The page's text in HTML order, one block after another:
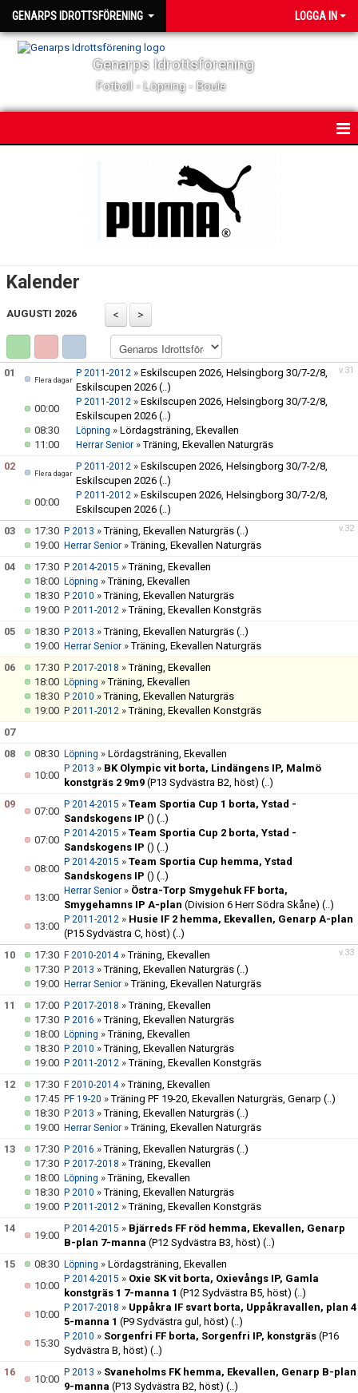
GENARPS IDROTTSFÖRENING LOGGA IN
Genarps Idrottsförening
Fotboll - Löpning - Boule
MATCHER & TÄVLINGAR
OM KLUBBEN
VÅRA LAG
BILDGALLERI
DOKUMENT
Kalender
AUGUSTI 2026
v.31
01
Flera dagar
P 2011-2012 » Eskilscupen 2026, Helsingborg 30/7-2/8,
Eskilscupen 2026 (..)
00:00
P 2011-2012 » Eskilscupen 2026, Helsingborg 30/7-2/8,
Eskilscupen 2026 (..)
08:30
Löpning » Lördagsträning, Ekevallen
11:00
Herrar Senior »Träning, Ekevallen Naturgräs
02
Flera dagar
P 2011-2012 » Eskilscupen 2026, Helsingborg 30/7-2/8,
Eskilscupen 2026 (..)
00:00
P 2011-2012 » Eskilscupen 2026, Helsingborg 30/7-2/8,
Eskilscupen 2026 (..)
v.32
03 17:30 P 2013 »Träning, Ekevallen Naturgräs (..)
19:00 Herrar Senior »Träning, Ekevallen Naturgräs
04
17:30 P 2014-2015 »Träning, Ekevallen
18:00 Löpning »Träning, Ekevallen
18:30 P 2010 »Träning, Ekevallen Naturgräs
19:00 P 2011-2012 »Träning, Ekevallen Konstgräs
05
18:30 P 2013 »Träning, Ekevallen Naturgräs (..)
19:00 Herrar Senior »Träning, Ekevallen Naturgräs
06
17:30 P 2017-2018 »Träning, Ekevallen
18:00 Löpning »Träning, Ekevallen
18:30 P 2010 »Träning, Ekevallen Naturgräs
19:00 P 2011-2012 »Träning, Ekevallen Konstgräs
07
08
08:30 Löpning » Lördagsträning, Ekevallen
10:00
P 2013 » BK Olympic vit borta, Lindängens IP, Malmö
konstgräs 2 9m9 (P13 Sydvästra B2, höst) (..)
09
07:00
P 2014-2015 » Team Sportia Cup 1 borta, Ystad -
Sandskogens IP () (..)
07:00
P 2014-2015 » Team Sportia Cup 2 borta, Ystad -
Sandskogens IP () (..)
08:00
P 2014-2015 » Team Sportia Cup hemma, Ystad
Sandskogens IP () (..)
13:00
Herrar Senior » Östra-Torp Smygehuk FF borta,
Smygehamns IP A-plan (Division 6 Herr Södra Skåne) (..)
13:00
P 2011-2012 » Husie IF 2 hemma, Ekevallen, Genarp A-plan
(P15 Sydvästra C, höst) (..)
v.33
10 17:30 F 2010-2014»Träning, Ekevallen
17:30 P 2013 »Träning, Ekevallen Naturgräs (..)
19:00 Herrar Senior »Träning, Ekevallen Naturgräs
11
17:00 P 2017-2018 »Träning, Ekevallen
17:30 P 2016 »Träning, Ekevallen Naturgräs
18:00 Löpning »Träning, Ekevallen
18:30 P 2010 »Träning, Ekevallen Naturgräs
19:00 P 2011-2012 »Träning, Ekevallen Konstgräs
12
17:30 F 2010-2014»Träning, Ekevallen
17:45 PF 19-20 »Träning PF 19-20, Ekevallen Naturgräs, Genarp (..)
18:30 P 2013 »Träning, Ekevallen Naturgräs (..)
19:00 Herrar Senior »Träning, Ekevallen Naturgräs
13
17:30 P 2016 »Träning, Ekevallen Naturgräs (..)
17:30 P 2017-2018 »Träning, Ekevallen
18:00 Löpning »Träning, Ekevallen
18:30 P 2010 »Träning, Ekevallen Naturgräs
19:00 P 2011-2012 »Träning, Ekevallen Konstgräs
14
19:00
P 2014-2015 » Bjärreds FF röd hemma, Ekevallen, Genarp
B-plan 7-manna (P12 Sydvästra B3, höst) (..)
15
08:30 Löpning » Lördagsträning, Ekevallen
10:00
P 2014-2015 » Oxie SK vit borta, Oxievångs IP, Gamla
konstgräs 1 7-manna 1 (P12 Sydvästra B5, höst) (..)
10:00
P 2017-2018 » Uppåkra IF svart borta, Uppåkravallen, plan 4
5-manna 1 (P9 Sydvästra gul, höst) (..)
15:30
P 2010 » Sorgenfri FF borta, Sorgenfri IP, konstgräs (P16
Sydvästra B, höst) (..)
16
10:00
P 2013 » Svaneholms FK hemma, Ekevallen, Genarp B-plan
9-manna (P13 Sydvästra B2, höst) (..)